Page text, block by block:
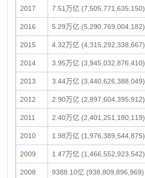
2017 7.51万亿 (7,505,771,635,150)
2016 5.29万亿 (5,290,769,004,182)
2015 4.32万亿 (4,315,292,338,667)
2014 3.95万亿 (3,945,032,876,410)
2013 3.44万亿 (3,440,626,388,049)
2012 2.90万亿 (2,897,604,395,912)
2011 2.40万亿 (2,401,251,180,119)
2010 1.98万亿 (1,976,389,544,875)
2009 1.47万亿 (1,466,552,923,542)
2008 9388.10亿 (938,809,896,969)